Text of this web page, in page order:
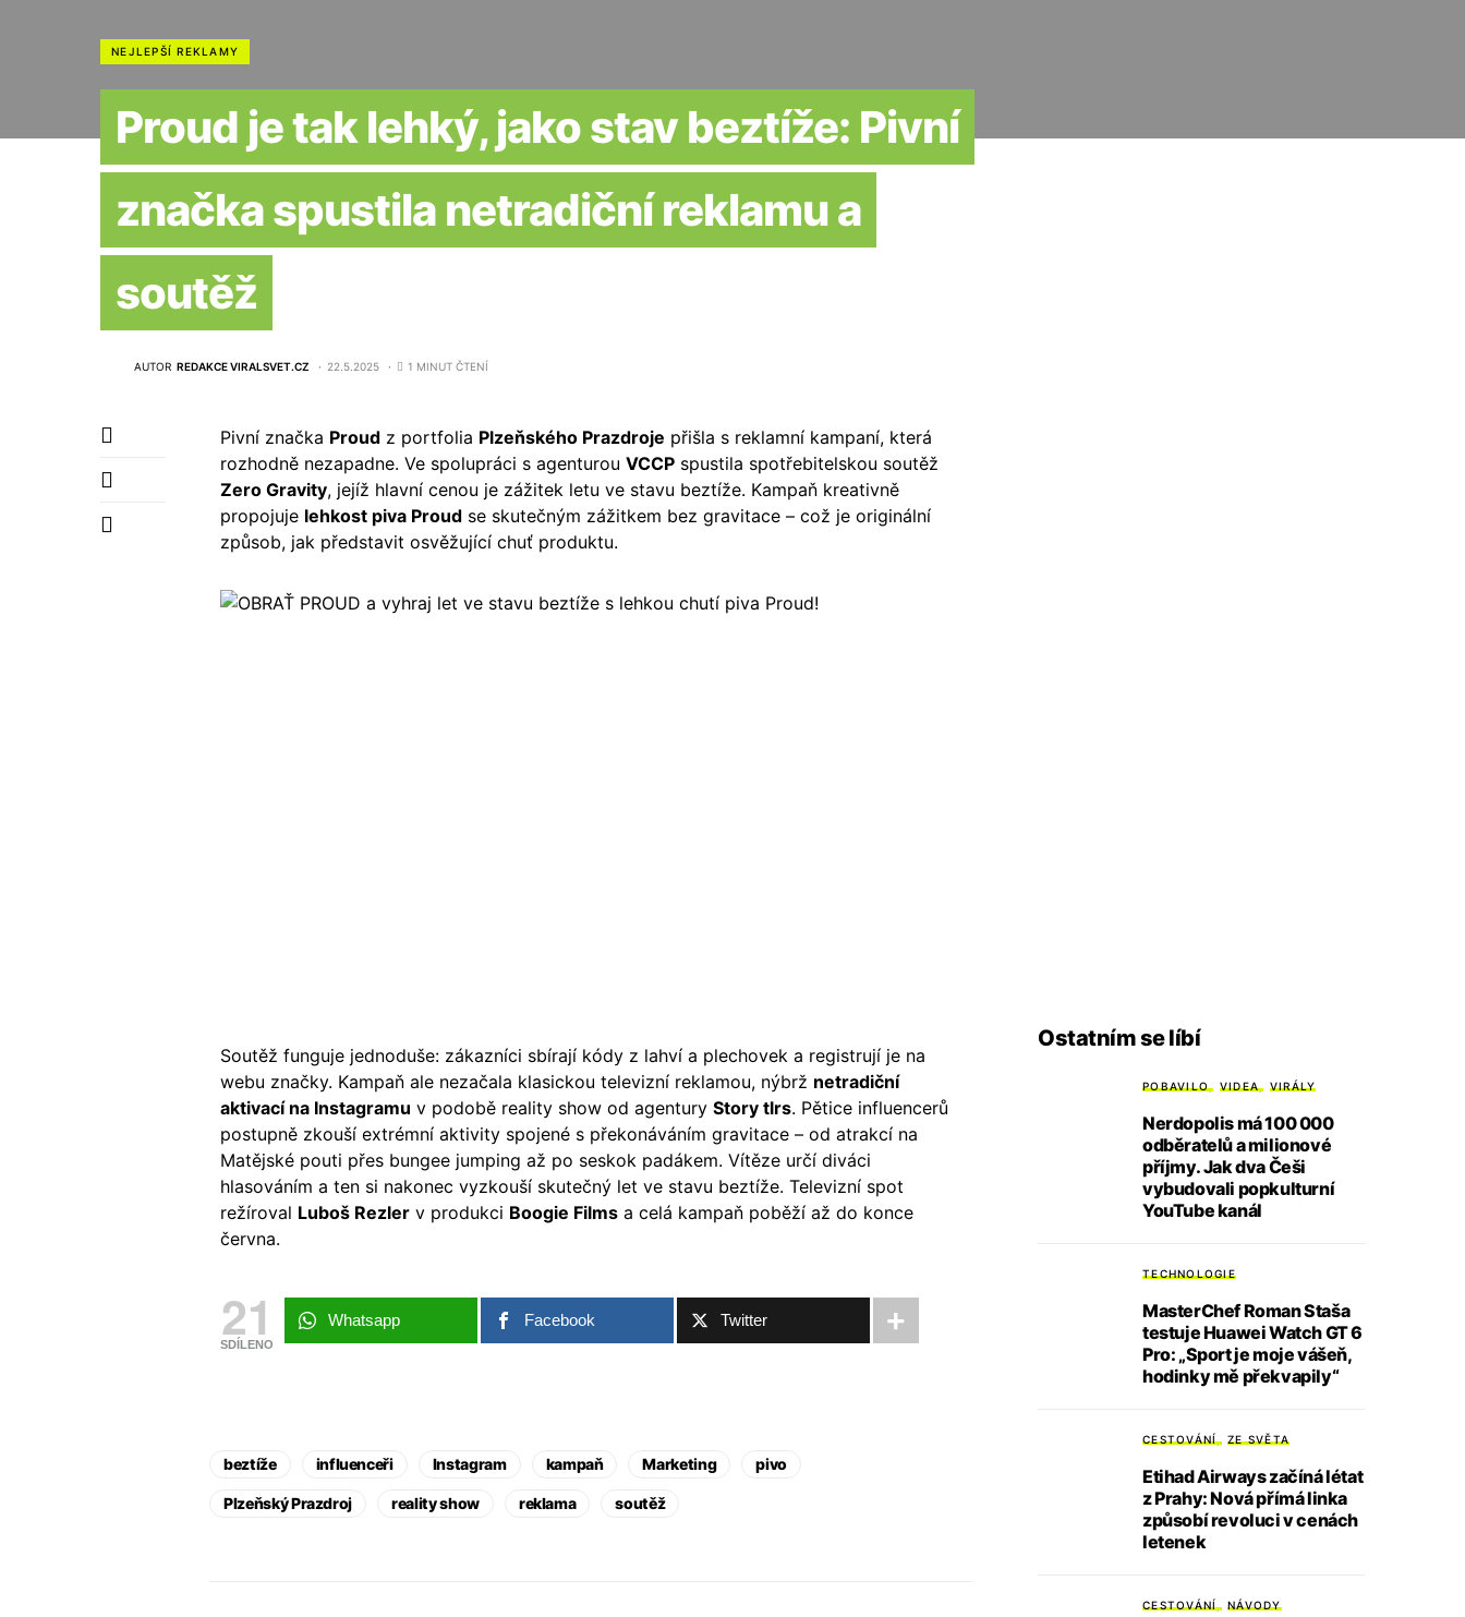
NEJLEPŠÍ REKLAMY
Proud je tak lehký, jako stav beztíže: Pivní
značka spustila netradiční reklamu a
soutěž
AUTOR REDAKCE VIRALSVET.CZ 22.5.2025 1 MINUT ČTENÍ
Pivní značka Proud z portfolia Plzeňského Prazdroje přišla s reklamní kampaní, která
rozhodně nezapadne. Ve spolupráci s agenturou VCCP spustila spotřebitelskou soutěž
Zero Gravity, jejíž hlavní cenou je zážitek letu ve stavu beztíže. Kampaň kreativně
propojuje lehkost piva Proud se skutečným zážitkem bez gravitace – což je originální
způsob, jak představit osvěžující chuť produktu.
Soutěž funguje jednoduše: zákazníci sbírají kódy z lahví a plechovek a registrují je na
webu značky. Kampaň ale nezačala klasickou televizní reklamou, nýbrž netradiční
aktivací na Instagramu v podobě reality show od agentury Story tlrs. Pětice influencerů
postupně zkouší extrémní aktivity spojené s překonáváním gravitace – od atrakcí na
Matějské pouti přes bungee jumping až po seskok padákem. Vítěze určí diváci
hlasováním a ten si nakonec vyzkouší skutečný let ve stavu beztíže. Televizní spot
režíroval Luboš Rezler v produkci Boogie Films a celá kampaň poběží až do konce
června.
21
SDÍLENO
Whatsapp Facebook Twitter
beztíže influenceři Instagram kampaň Marketing pivo
Plzeňský Prazdroj reality show reklama soutěž
Ostatním se líbí
POBAVILO VIDEA VIRÁLY
Nerdopolis má 100 000
odběratelů a milionové
příjmy. Jak dva Češi
vybudovali popkulturní
YouTube kanál
TECHNOLOGIE
MasterChef Roman Staša
testuje Huawei Watch GT 6
Pro: „Sport je moje vášeň,
hodinky mě překvapily“
CESTOVÁNÍ ZE SVĚTA
Etihad Airways začíná létat
z Prahy: Nová přímá linka
způsobí revoluci v cenách
letenek
CESTOVÁNÍ NÁVODY